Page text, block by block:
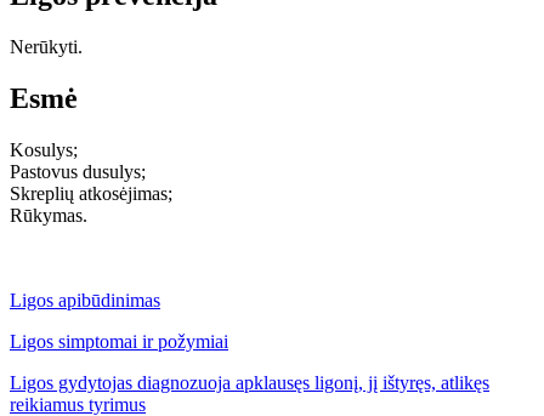
Nerūkyti.
Esmė
Kosulys;
Pastovus dusulys;
Skreplių atkosėjimas;
Rūkymas.
Ligos apibūdinimas
Ligos simptomai ir požymiai
Ligos gydytojas diagnozuoja apklausęs ligonį, jį ištyręs, atlikęs
reikiamus tyrimus